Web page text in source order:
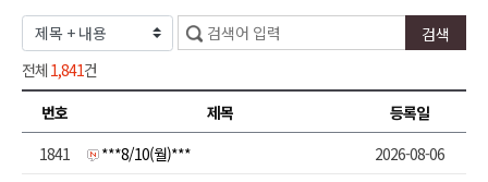
전체 1,841건
번호
제목
등록일
1841
***8/10(월)***
2026-08-06